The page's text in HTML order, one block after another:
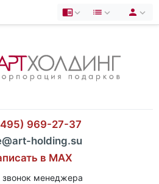
969-27-37
holding.su
в MAX
звонок менеджера